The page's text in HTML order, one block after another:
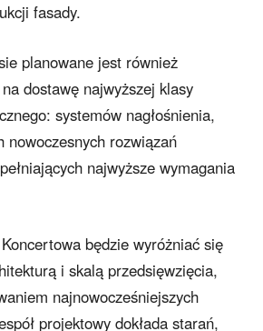
fasady.
planowane jest również
dostawę najwyższej klasy
systemów nagłośnienia,
nowoczesnych rozwiązań
najwyższe wymagania
będzie wyróżniać się
i skalą przedsięwzięcia,
najnowocześniejszych
projektowy dokłada starań,